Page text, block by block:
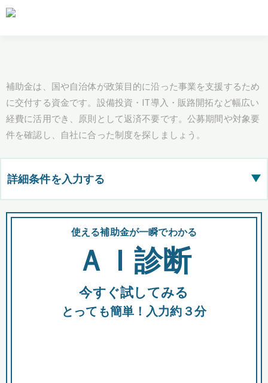
補助金は、国や自治体が政策目的に沿った事業を支援するため
に交付する資金です。設備投資・IT導入・販路開拓など幅広い
経費に活用でき、原則として返済不要です。公募期間や対象要
件を確認し、自社に合った制度を探しましょう。
詳細条件を入力する ▶
都道府県
全国の検索結果を含めて表示
助成金 融資 出資
使える補助金が一瞬でわかる
ＡＩ診断
今すぐ試してみる
とっても簡単！入力約３分